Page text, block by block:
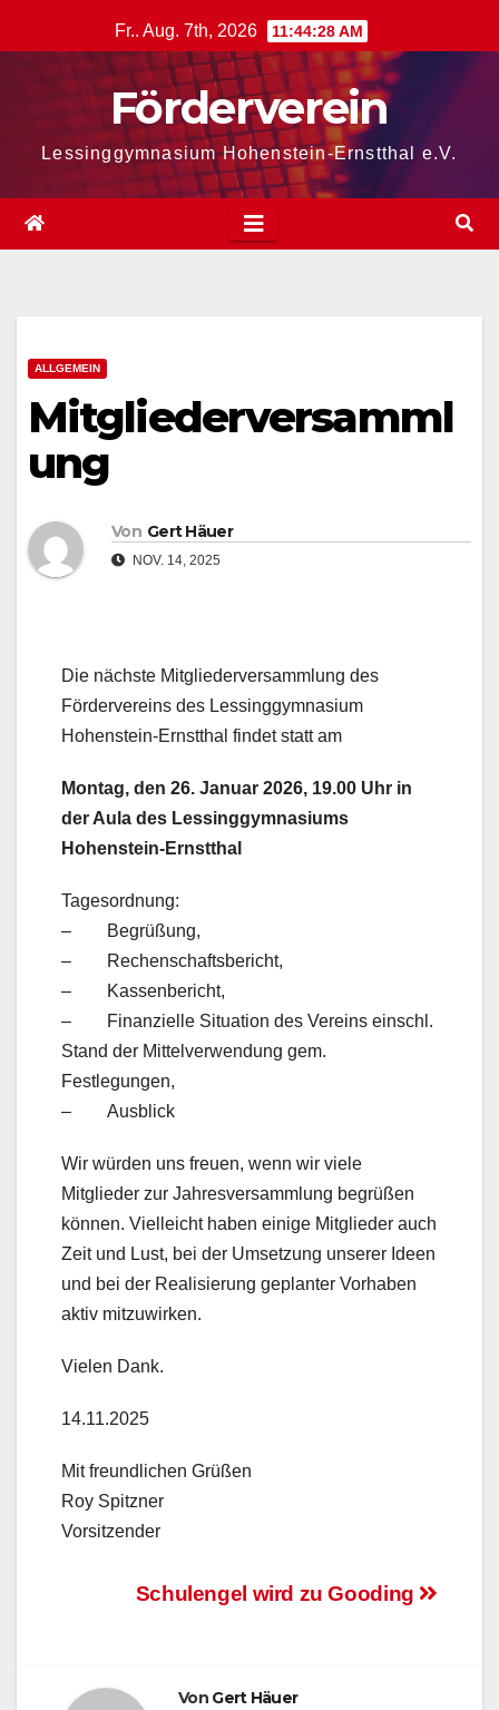
Inhalt
Fr.. Aug. 7th, 2026 11:44:28 AM
Förderverein
Lessinggymnasium Hohenstein-Ernstthal e.V.
ALLGEMEIN
Mitgliederversamml
ung
Von Gert Häuer
NOV. 14, 2025
Die nächste Mitgliederversammlung des
Fördervereins des Lessinggymnasium
Hohenstein-Ernstthal findet statt am
Montag, den 26. Januar 2026, 19.00 Uhr in
der Aula des Lessinggymnasiums
Hohenstein-Ernstthal
Tagesordnung:
– Begrüßung,
– Rechenschaftsbericht,
– Kassenbericht,
– Finanzielle Situation des Vereins einschl.
Stand der Mittelverwendung gem.
Festlegungen,
– Ausblick
Wir würden uns freuen, wenn wir viele
Mitglieder zur Jahresversammlung begrüßen
können. Vielleicht haben einige Mitglieder auch
Zeit und Lust, bei der Umsetzung unserer Ideen
und bei der Realisierung geplanter Vorhaben
aktiv mitzuwirken.
Vielen Dank.
14.11.2025
Mit freundlichen Grüßen
Roy Spitzner
Vorsitzender
Beitragsnavigation
Schulengel wird zu Gooding
Von Gert Häuer